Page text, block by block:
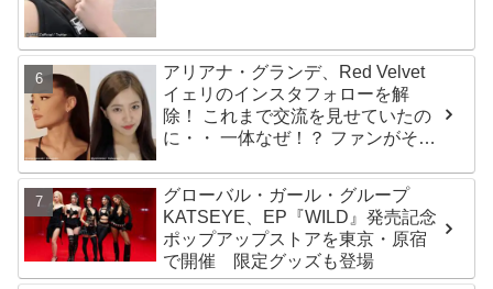
アリアナ・グランデ、Red Velvet
イェリのインスタフォローを解
除！ これまで交流を見せていたの
に・・ 一体なぜ！？ ファンがその
グローバル・ガール・グループ
KATSEYE、EP『WILD』発売記念
ポップアップストアを東京・原宿
で開催 限定グッズも登場